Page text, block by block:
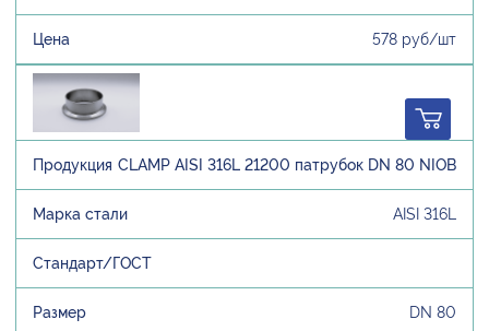
578 руб/шт
CLAMP AISI 316L 21200 патрубок DN 80 NIOB
AISI 316L
DN 80